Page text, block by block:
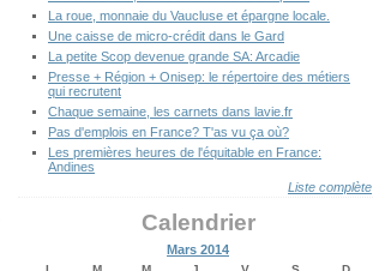
La roue, monnaie du Vaucluse et épargne locale.
Une caisse de micro-crédit dans le Gard
La petite Scop devenue grande SA: Arcadie
Presse + Région + Onisep: le répertoire des métiers
qui recrutent
Chaque semaine, les carnets dans lavie.fr
Pas d'emplois en France? T'as vu ça où?
Les premières heures de l'équitable en France:
Andines
Liste complète
Calendrier
Mars 2014